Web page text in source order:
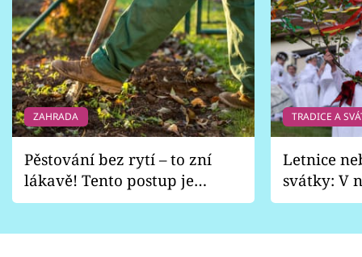
ZAHRADA
Pěstování bez rytí – to zní
lákavě! Tento postup je
vhodný jen pro některé
TRADICE A
Letnice
svátky: V
pondělí